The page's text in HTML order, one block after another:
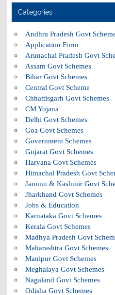
Categories
Andhra Pradesh Govt
Application Form
Arunachal Pradesh Govt
Assam Govt Schemes
Bihar Govt Schemes
Central Govt Scheme
Chhattisgarh Govt Schemes
CM Yojana
Delhi Govt Schemes
Goa Govt Schemes
Government Schemes
Gujarat Govt Schemes
Haryana Govt Schemes
Himachal Pradesh Govt
Jammu & Kashmir Govt
Jharkhand Govt Schemes
Jobs & Education
Karnataka Govt Schemes
Kerala Govt Schemes
Madhya Pradesh Govt
Maharashtra Govt Schemes
Manipur Govt Schemes
Meghalaya Govt Schemes
Nagaland Govt Schemes
Odisha Govt Schemes